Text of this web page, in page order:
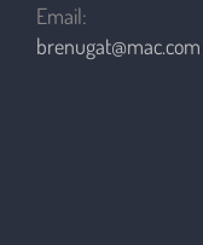
Email:
brenugat@mac.com